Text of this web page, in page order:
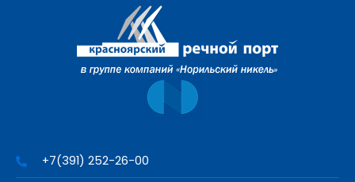
+7(391) 252-26-00